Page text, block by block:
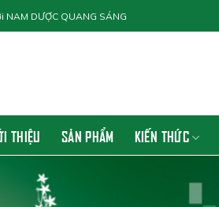
NAM DƯỢC QUANG SÁNG
THIỆU SẢN PHẨM KIẾN THỨC